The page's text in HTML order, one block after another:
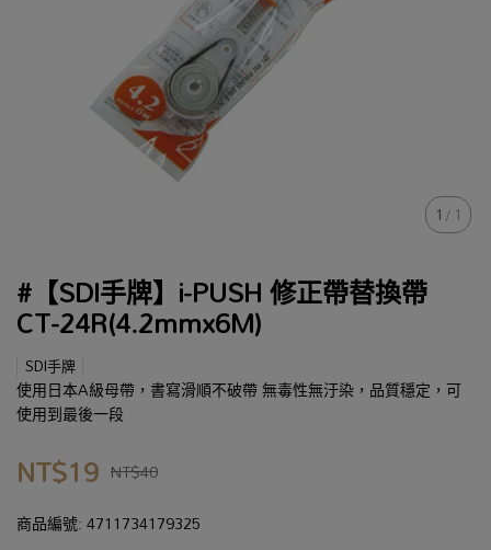
1/1
#【SDI手牌】i-PUSH 修正帶替換帶
CT-24R(4.2mmx6M)
SDI手牌
使用日本A級母帶，書寫滑順不破帶 無毒性無汙染，品質穩定，可
使用到最後一段
NT$19 NT$40
商品編號:4711734179325